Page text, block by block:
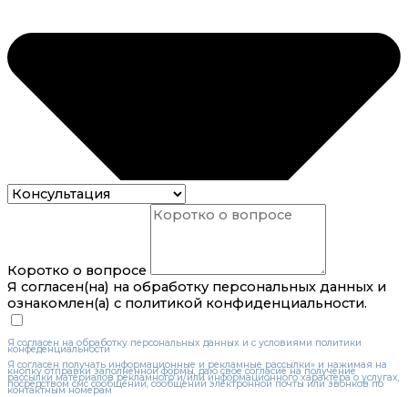
Коротко о вопросе
Я согласен(на) на обработку персональных данных и
ознакомлен(а) с политикой конфиденциальности.
Я согласен на обработку персональных данных и с условиями политики
конфеденциальности
Я согласен получать информационные и рекламные рассылки» и нажимая на
кнопку отправки заполненной формы, даю свое согласие на получение
рассылки материалов рекламного и/или информационного характера о услугах,
посредством смс сообщений, сообщений электронной почты или звонков по
контактным номерам